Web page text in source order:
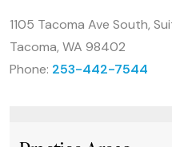
1105 Tacoma Ave South,
Tacoma, WA 98402
Phone: 253-442-7544